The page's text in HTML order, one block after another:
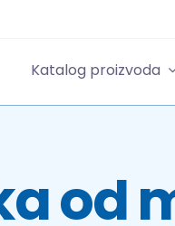
Katalog proizvoda
od